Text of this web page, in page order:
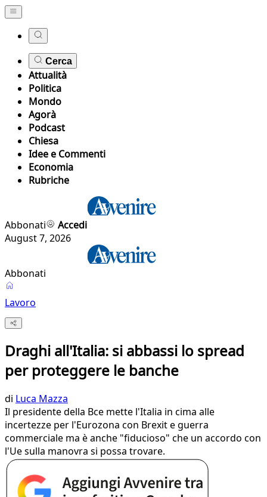
Cerca
Attualità
Politica
Mondo
Agorà
Podcast
Chiesa
Idee e Commenti
Economia
Rubriche
Abbonati
Accedi
August 7, 2026
Abbonati
Lavoro
Draghi all'Italia: si abbassi lo spread
per proteggere le banche
di Luca Mazza
Il presidente della Bce mette l'Italia in cima alle
incertezze per l'Eurozona con Brexit e guerra
commerciale ma è anche "fiducioso" che un accordo con
l'Ue sulla manovra si possa trovare.